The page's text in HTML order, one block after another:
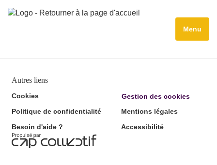
Menu
Autres liens
Cookies
Gestion des cookies
Politique de confidentialité
Mentions légales
Besoin d'aide ?
Accessibilité